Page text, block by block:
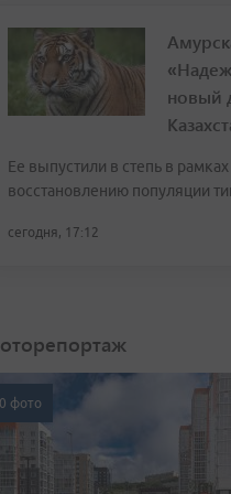
новый
Ее выпустили в степь в
восстановлению популяции
сегодня, 17:12
фото